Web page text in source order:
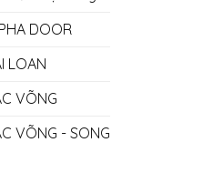
DOOR
LOAN
VÕNG
VÕNG - SONG